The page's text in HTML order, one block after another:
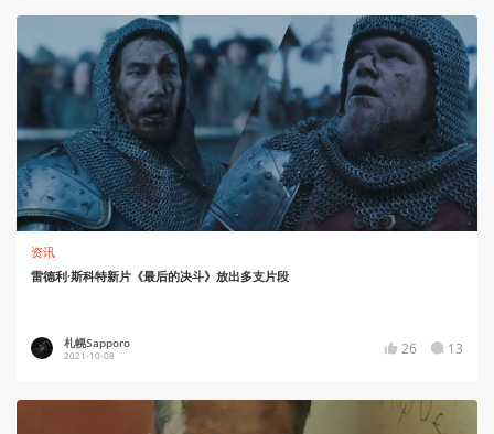
资讯
雷德利·斯科特新片《最后的决斗》放出多支片段
札幌Sapporo
2021-10-08 26 13